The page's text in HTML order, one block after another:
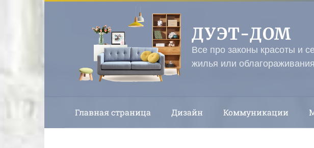
ДУЭТ-ДОМ
Все про законы красоты и
жилья или
Главная страница Дизайн Коммуникации